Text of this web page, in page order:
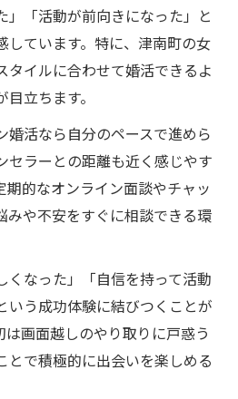
情と結婚相談所オンライン
」「活動が前向きになった」と
しています。特に、津南町の女
タイルに合わせて婚活できるよ
立ちます。
婚活なら自分のペースで進めら
セラーとの距離も近く感じやす
期的なオンライン面談やチャッ
みや不安をすぐに相談できる環
くなった」「自信を持って活動
いう成功体験に結びつくことが
画面越しのやり取りに戸惑う
とで積極的に出会いを楽しめる